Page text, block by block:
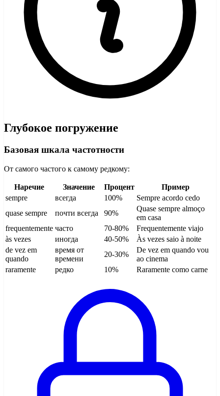
Глубокое погружение
Базовая шкала частотности
От самого частого к самому редкому:
Наречие Значение Процент
Пример
sempre
всегда 100%
Sempre acordo cedo
quase sempre
почти всегда 90%
Quase sempre almoço
em casa
frequentemente часто 70-80%
Frequentemente viajo
às vezes
иногда 40-50%
Às vezes saio à noite
de vez em
quando
время от
времени
20-30%
De vez em quando vou
ao cinema
raramente
редко 10% Raramente como carne